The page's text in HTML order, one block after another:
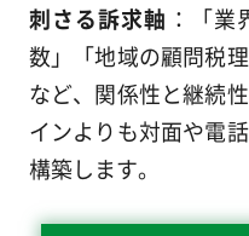
刺さる訴求軸 ：「
数」「地域の顧問税
など、関係性と継続
インよりも対面や電
構築します。